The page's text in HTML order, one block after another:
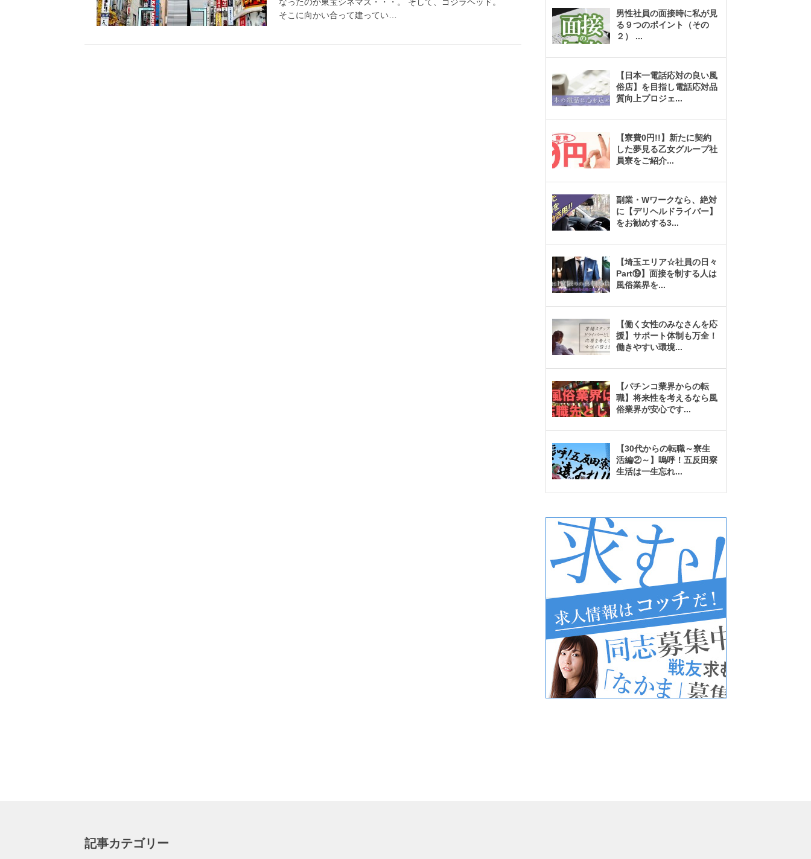
そこに向かい合って建ってい…
男性社員の面接時に私が見
る９つのポイント（その
２） ...
【日本一電話応対の良い風
俗店】を目指し電話応対品
質向上プロジェ...
【寮費0円!!】新たに契約
した夢見る乙女グループ社
員寮をご紹介...
副業・Wワークなら、絶対
に【デリヘルドライバー】
をお勧めする3...
【埼玉エリア☆社員の日々
Part⑲】面接を制する人は
風俗業界を...
【働く女性のみなさんを応
援】サポート体制も万全！
働きやすい環境...
【パチンコ業界からの転
職】将来性を考えるなら風
俗業界が安心です...
【30代からの転職～寮生
活編②～】嗚呼！五反田寮
生活は一生忘れ...
記事カテゴリー